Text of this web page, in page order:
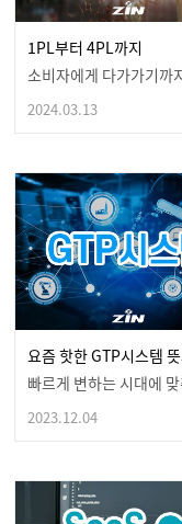
1PL부터 4PL까지
2024.03.13
2023.12.04